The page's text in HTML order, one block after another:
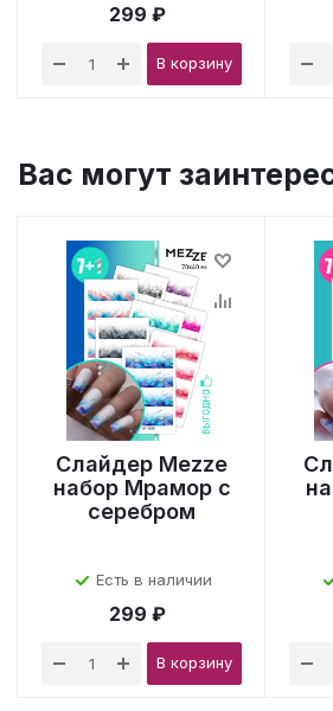
299 ₽
В корзину
Вас могут
Слайдер Mezze
набор Мрамор с
серебром
Есть в наличии
299 ₽
В корзину